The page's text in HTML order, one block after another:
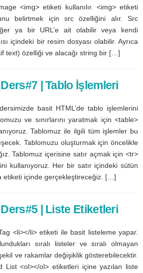
<img> etiketi kullanılır. <img> etiketi
belirtmek için src özelliğini alır. Src
ya bir URL’e ait olabilir veya kendi
içindeki bir resim dosyası olabilir. Ayrıca
text) özelliği ve alacağı string bir […]
| Tablo İşlemleri
basit HTML’de tablo işlemlerini
ve sınırlarını yaratmak için <table>
Tablomuz ile ilgili tüm işlemler bu
Tablomuzu oluşturmak için öncelikle
Tablomuz içerisine satır açmak için <tr>
kullanıyoruz. Her bir satır içindeki sütün
etiketi içinde gerçekleştireceğiz. […]
| Liste Etiketleri
<li></li> etiketi ile basit listeleme yapar.
sıralı listeler ve sıralı olmayan
ve rakamlar değişiklik gösterebilecektir.
List <ol></ol> etiketleri içine yazılan liste